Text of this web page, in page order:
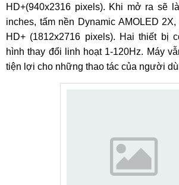
HD+(940x2316 pixels). Khi mở ra sẽ
inches, tấm nền Dynamic AMOLED
HD+ (1812x2716 pixels). Hai thiết bị
hình thay đổi linh hoạt 1-120Hz. Máy
tiện lợi cho những thao tác của người